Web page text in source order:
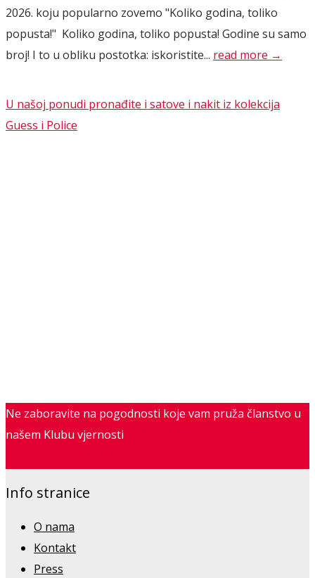
2026. koju popularno zovemo "Koliko godina, toliko
popusta!" Koliko godina, toliko popusta! Godine su samo
broj! I to u obliku postotka: iskoristite... read more →
U našoj ponudi pronađite i satove i nakit iz kolekcija
Guess i Police
Ne zaboravite na pogodnosti koje vam pruža članstvo u
našem Klubu vjernosti
Info stranice
O nama
Kontakt
Press